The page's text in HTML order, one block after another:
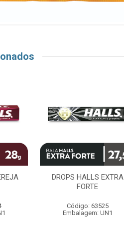
DROPS HALLS EXTRA
FORTE
Código: 63525
Embalagem: UN1